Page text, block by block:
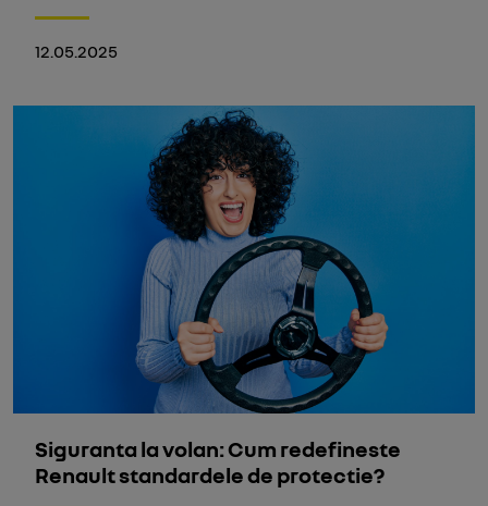
12.05.2025
Siguranta la volan: Cum redefineste
Renault standardele de protectie?